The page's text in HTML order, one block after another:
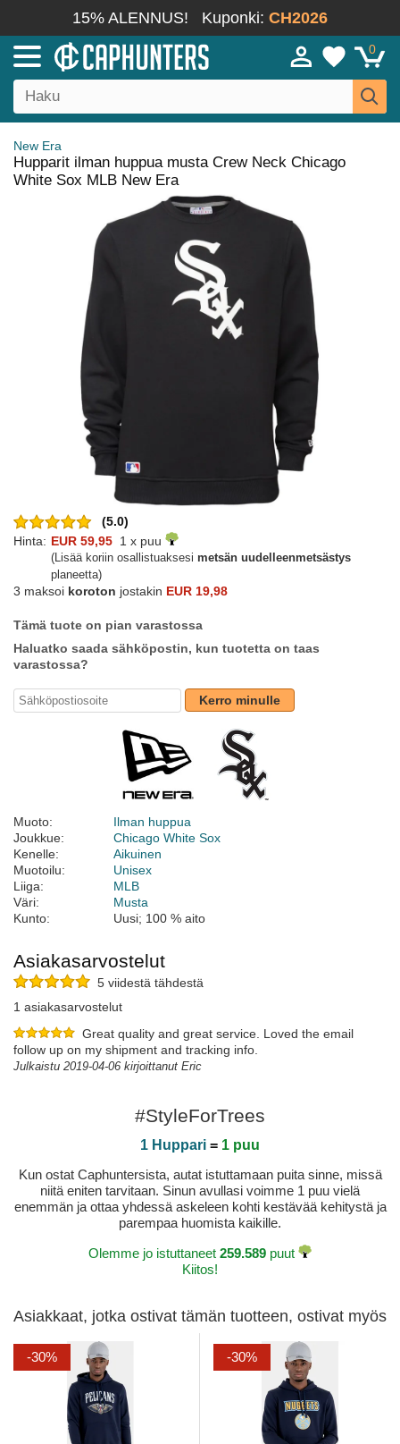
15% ALENNUS! Kuponki: CH2026
0
New Era
Hupparit ilman huppua musta Crew Neck Chicago
White Sox MLB New Era
(5.0)
Hinta: EUR 59,95 1 x puu
(Lisää koriin osallistuaksesi metsän uudelleenmetsästys
planeetta)
3 maksoi koroton jostakin EUR 19,98
Tämä tuote on pian varastossa
Haluatko saada sähköpostin, kun tuotetta on taas
varastossa?
Kerro minulle
Muoto:
Ilman huppua
Joukkue:
Chicago White Sox
Kenelle:
Aikuinen
Muotoilu:
Unisex
Liiga:
MLB
Väri:
Musta
Kunto:
Uusi; 100 % aito
Asiakasarvostelut
5 viidestä tähdestä
1 asiakasarvostelut
Great quality and great service. Loved the email
follow up on my shipment and tracking info.
Julkaistu 2019-04-06 kirjoittanut Eric
#StyleForTrees
1 Huppari = 1 puu
Kun ostat Caphuntersista, autat istuttamaan puita sinne, missä
niitä eniten tarvitaan. Sinun avullasi voimme 1 puu vielä
enemmän ja ottaa yhdessä askeleen kohti kestävää kehitystä ja
parempaa huomista kaikille.
Olemme jo istuttaneet 259.589 puut
Kiitos!
Asiakkaat, jotka ostivat tämän tuotteen, ostivat myös
-30% -30%